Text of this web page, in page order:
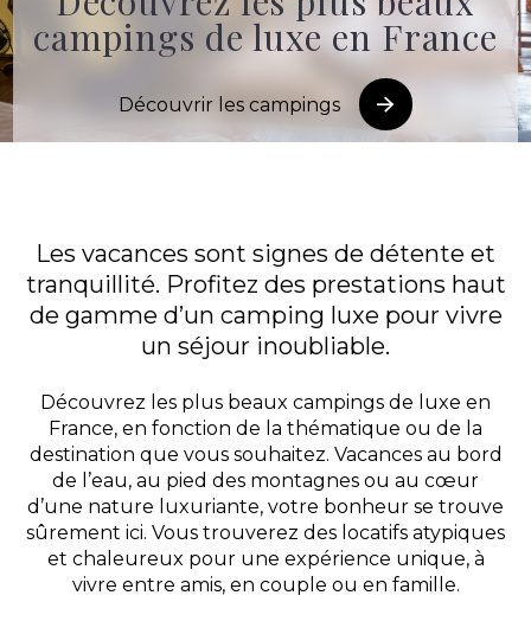
campings de luxe en France
Découvrir les campings
Les vacances sont signes de détente et
tranquillité. Profitez des prestations haut
de gamme d’un camping luxe pour vivre
un séjour inoubliable.
Découvrez les plus beaux campings de luxe en
France, en fonction de la thématique ou de la
destination que vous souhaitez. Vacances au bord
de l’eau, au pied des montagnes ou au cœur
d’une nature luxuriante, votre bonheur se trouve
sûrement ici. Vous trouverez des locatifs atypiques
et chaleureux pour une expérience unique, à
vivre entre amis, en couple ou en famille.